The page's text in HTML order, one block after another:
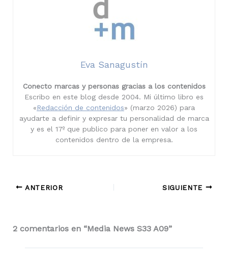
Eva Sanagustín
Conecto marcas y personas gracias a los contenidos
Escribo en este blog desde 2004. Mi último libro es
«Redacción de contenidos» (marzo 2026) para
ayudarte a definir y expresar tu personalidad de marca
y es el 17º que publico para poner en valor a los
contenidos dentro de la empresa.
ANTERIOR SIGUIENTE
2 comentarios en “Media News S33 A09”